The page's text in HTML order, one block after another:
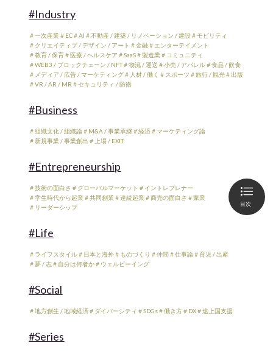
目次
#Industry
＃一次産業＃EC＃AI ＃不動産 / 建築 / リノベーション / 建設 ＃モビリティ
＃クリエイティブ / デザイン / アート ＃金融＃エンターテイメント
＃教育 / 保育＃医療 / ヘルスケア ＃SaaS＃製造業＃コミュニティ
＃WEB3 / ブロックチェーン / NFT＃物流 / 運送 ＃小売 / アパレル＃食品 / 飲食
＃メディア / 広告 / マーケティング＃人材 / 働く ＃スポーツ ＃旅行 / 観光＃出版
＃VR / AR / MR＃セキュリティ / 防衛
#Business
＃組織文化 / 組織論＃M&A / 事業承継＃経済＃マーケティング論
＃新規事業 / 事業創出 ＃上場 / EXIT
#Entrepreneurship
＃技術の面白さ ＃グローバルマーケット ＃イントレプレナー
＃学生時代から起業＃共同創業＃連続起業＃商売の面白さ ＃家業
＃リーダーシップ
#Life
＃ライフスタイル＃日本と海外＃ものづくり ＃仲間 ＃仕事論＃育児 / 出産
＃夢 / 志＃自分は何者か＃ウェルビーイング
#Social
＃地方創生 / 地域経済＃ダイバーシティ ＃SDGs＃働き方＃DX＃途上国支援
#Series